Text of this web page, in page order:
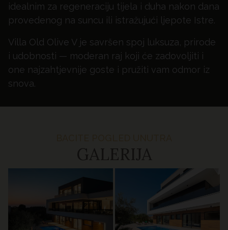
idealnim za regeneraciju tijela i duha nakon dana
provedenog na suncu ili istražujući ljepote Istre.
Villa Old Olive V je savršen spoj luksuza, prirode
i udobnosti — moderan raj koji će zadovoljiti i
one najzahtjevnije goste i pružiti vam odmor iz
snova.